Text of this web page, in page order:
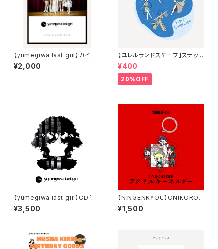
【yumegiwa last girl】ガイド
ブック
¥2,000
【ユレルランドスケープ】ステッカ
ーシール
¥400
20%OFF
【yumegiwa last girl】CD「N
o joke」
¥3,500
【NINGENKYOU】ONIKOROS
HI アクリルキーホルダー
¥1,500